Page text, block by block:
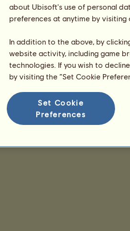
about Ubisoft's use of personal
preferences at anytime by
In addition to the above, by
website activity, including game
technologies. If you wish to
by visiting the “Set Cookie
Set Cookie
Preferences